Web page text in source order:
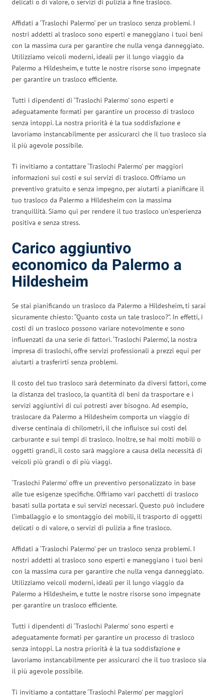
delicati o di valore, o servizi di pulizia a fine trasloco.
Affidati a ‘Traslochi Palermo’ per un trasloco senza problemi. I
nostri addetti al trasloco sono esperti e maneggiano i tuoi beni
con la massima cura per garantire che nulla venga danneggiato.
Utilizziamo veicoli moderni, ideali per il lungo viaggio da
Palermo a Hildesheim, e tutte le nostre risorse sono impegnate
per garantire un trasloco efficiente.
Tutti i dipendenti di ‘Traslochi Palermo’ sono esperti e
adeguatamente formati per garantire un processo di trasloco
senza intoppi. La nostra priorità è la tua soddisfazione e
lavoriamo instancabilmente per assicurarci che il tuo trasloco sia
il più agevole possibile.
Ti invitiamo a contattare ‘Traslochi Palermo’ per maggiori
informazioni sui costi e sui servizi di trasloco. Offriamo un
preventivo gratuito e senza impegno, per aiutarti a pianificare il
tuo trasloco da Palermo a Hildesheim con la massima
tranquillità. Siamo qui per rendere il tuo trasloco un’esperienza
positiva e senza stress.
Carico aggiuntivo
economico da Palermo a
Hildesheim
Se stai pianificando un trasloco da Palermo a Hildesheim, ti sarai
sicuramente chiesto: “Quanto costa un tale trasloco?”. In effetti, i
costi di un trasloco possono variare notevolmente e sono
influenzati da una serie di fattori. ‘Traslochi Palermo’, la nostra
impresa di traslochi, offre servizi professionali a prezzi equi per
aiutarti a trasferirti senza problemi.
Il costo del tuo trasloco sarà determinato da diversi fattori, come
la distanza del trasloco, la quantità di beni da trasportare e i
servizi aggiuntivi di cui potresti aver bisogno. Ad esempio,
traslocare da Palermo a Hildesheim comporta un viaggio di
diverse centinaia di chilometri, il che influisce sui costi del
carburante e sui tempi di trasloco. Inoltre, se hai molti mobili o
oggetti grandi, il costo sarà maggiore a causa della necessità di
veicoli più grandi o di più viaggi.
‘Traslochi Palermo’ offre un preventivo personalizzato in base
alle tue esigenze specifiche. Offriamo vari pacchetti di trasloco
basati sulla portata e sui servizi necessari. Questo può includere
l’imballaggio e lo smontaggio dei mobili, il trasporto di oggetti
delicati o di valore, o servizi di pulizia a fine trasloco.
Affidati a ‘Traslochi Palermo’ per un trasloco senza problemi. I
nostri addetti al trasloco sono esperti e maneggiano i tuoi beni
con la massima cura per garantire che nulla venga danneggiato.
Utilizziamo veicoli moderni, ideali per il lungo viaggio da
Palermo a Hildesheim, e tutte le nostre risorse sono impegnate
per garantire un trasloco efficiente.
Tutti i dipendenti di ‘Traslochi Palermo’ sono esperti e
adeguatamente formati per garantire un processo di trasloco
senza intoppi. La nostra priorità è la tua soddisfazione e
lavoriamo instancabilmente per assicurarci che il tuo trasloco sia
il più agevole possibile.
Ti invitiamo a contattare ‘Traslochi Palermo’ per maggiori